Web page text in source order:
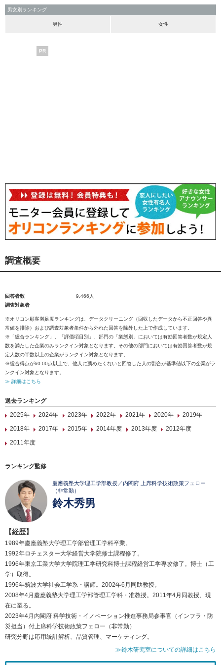
男女別ランキング
男性 女性
PR
調査概要
回答者数
9,466人
調査対象者
※オリコン顧客満足度ランキングは、データクリーニング（回収したデータから不正回答や異
常値を排除）および調査対象者条件から外れた回答を除外した上で作成しています。
※「総合ランキング」、「評価項目別」、部門の「業態別」においては有効回答者数が規定人
数を満たした企業のみランクイン対象となります。その他の部門においては有効回答者数が規
定人数の半数以上の企業がランクイン対象となります。
※総合得点が60.00点以上で、他人に薦めたくないと回答した人の割合が基準値以下の企業がラ
ンクイン対象となります。
≫ 詳細はこちら
過去ランキング
2025年
2024年 2023年 2022年 2021年 2020年
2019年
2018年
2017年 2015年 2014年度 2013年度
2012年度
2011年度
ランキング監修
慶應義塾大学理工学部教授／内閣府 上席科学技術政策フェロー
（非常勤）
鈴木秀男
【経歴】
1989年慶應義塾大学理工学部管理工学科卒業。
1992年ロチェスター大学経営大学院修士課程修了。
1996年東京工業大学大学院理工学研究科博士課程経営工学専攻修了。博士（工
学）取得。
1996年筑波大学社会工学系・講師。2002年6月同助教授。
2008年4月慶應義塾大学理工学部管理工学科・准教授。2011年4月同教授、現
在に至る。
2023年4月内閣府 科学技術・イノベーション推進事務局参事官（インフラ・防
災担当）付上席科学技術政策フェロー（非常勤）
研究分野は応用統計解析、品質管理、マーケティング。
≫鈴木研究室についての詳細はこちら